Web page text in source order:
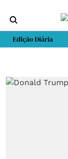
Edição Diária